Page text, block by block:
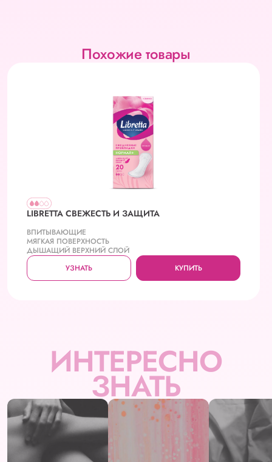
Похожие товары
LIBRETTA СВЕЖЕСТЬ И ЗАЩИТА
ВПИТЫВАЮЩИЕ
МЯГКАЯ ПОВЕРХНОСТЬ
ДЫШАЩИЙ ВЕРХНИЙ СЛОЙ
УЗНАТЬ
КУПИТЬ
ИНТЕРЕСНО
ЗНАТЬ